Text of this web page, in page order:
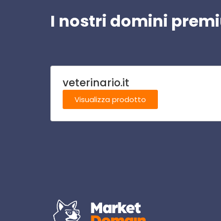
I nostri domini
veterinario.it
Visualizza prodotto